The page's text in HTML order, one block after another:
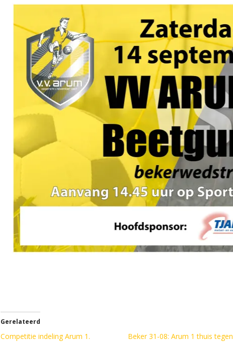
Gerelateerd
Competitie indeling Arum 1.
Beker 31-08: Arum 1 thuis tegen